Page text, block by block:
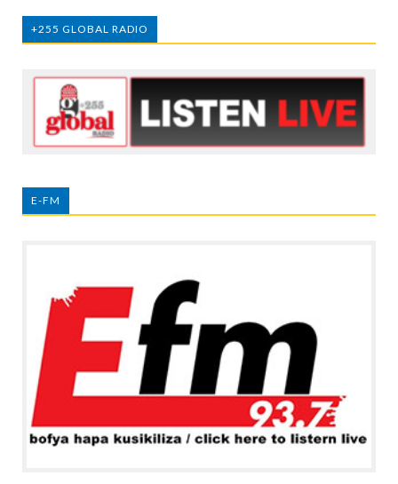
+255 GLOBAL RADIO
E-FM